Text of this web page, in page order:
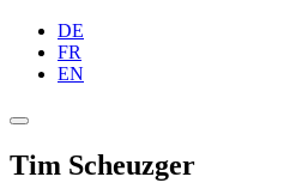
DE
FR
EN
Tim Scheuzger